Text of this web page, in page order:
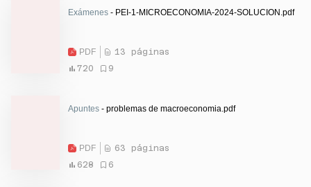
Exámenes - PEI-1-MICROECONOMIA-2024-SOLUCION.pdf
PDF
13 páginas
720
9
Apuntes - problemas de macroeconomia.pdf
PDF
63 páginas
628
6